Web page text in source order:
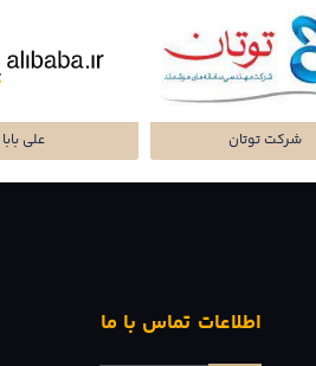
پلتفرم میاره شرکت سرمایه گذاری
اطلاعات تماس با ما